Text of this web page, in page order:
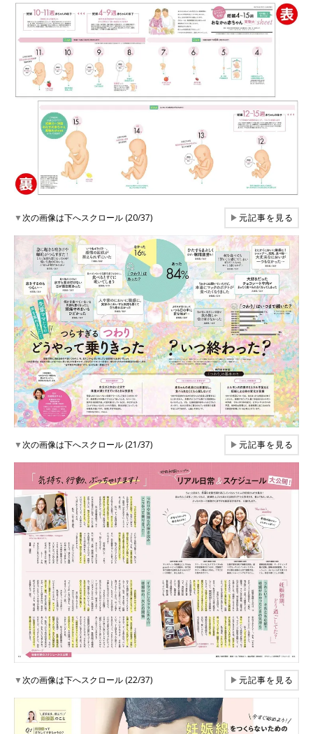
▼次の画像は下へスクロール (20/37) ▶元記事を見る
▼次の画像は下へスクロール (21/37) ▶元記事を見る
▼次の画像は下へスクロール (22/37) ▶元記事を見る